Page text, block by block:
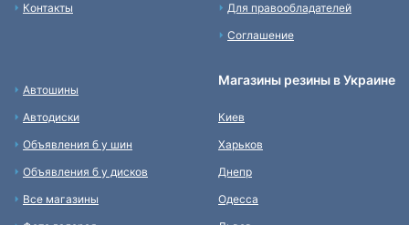
Контакты
Для правообладателей
Соглашение
Автошины
Автодиски
Объявления б у шин
Объявления б у дисков
Все магазины
Магазины резины в Украине
Киев
Харьков
Днепр
Одесса